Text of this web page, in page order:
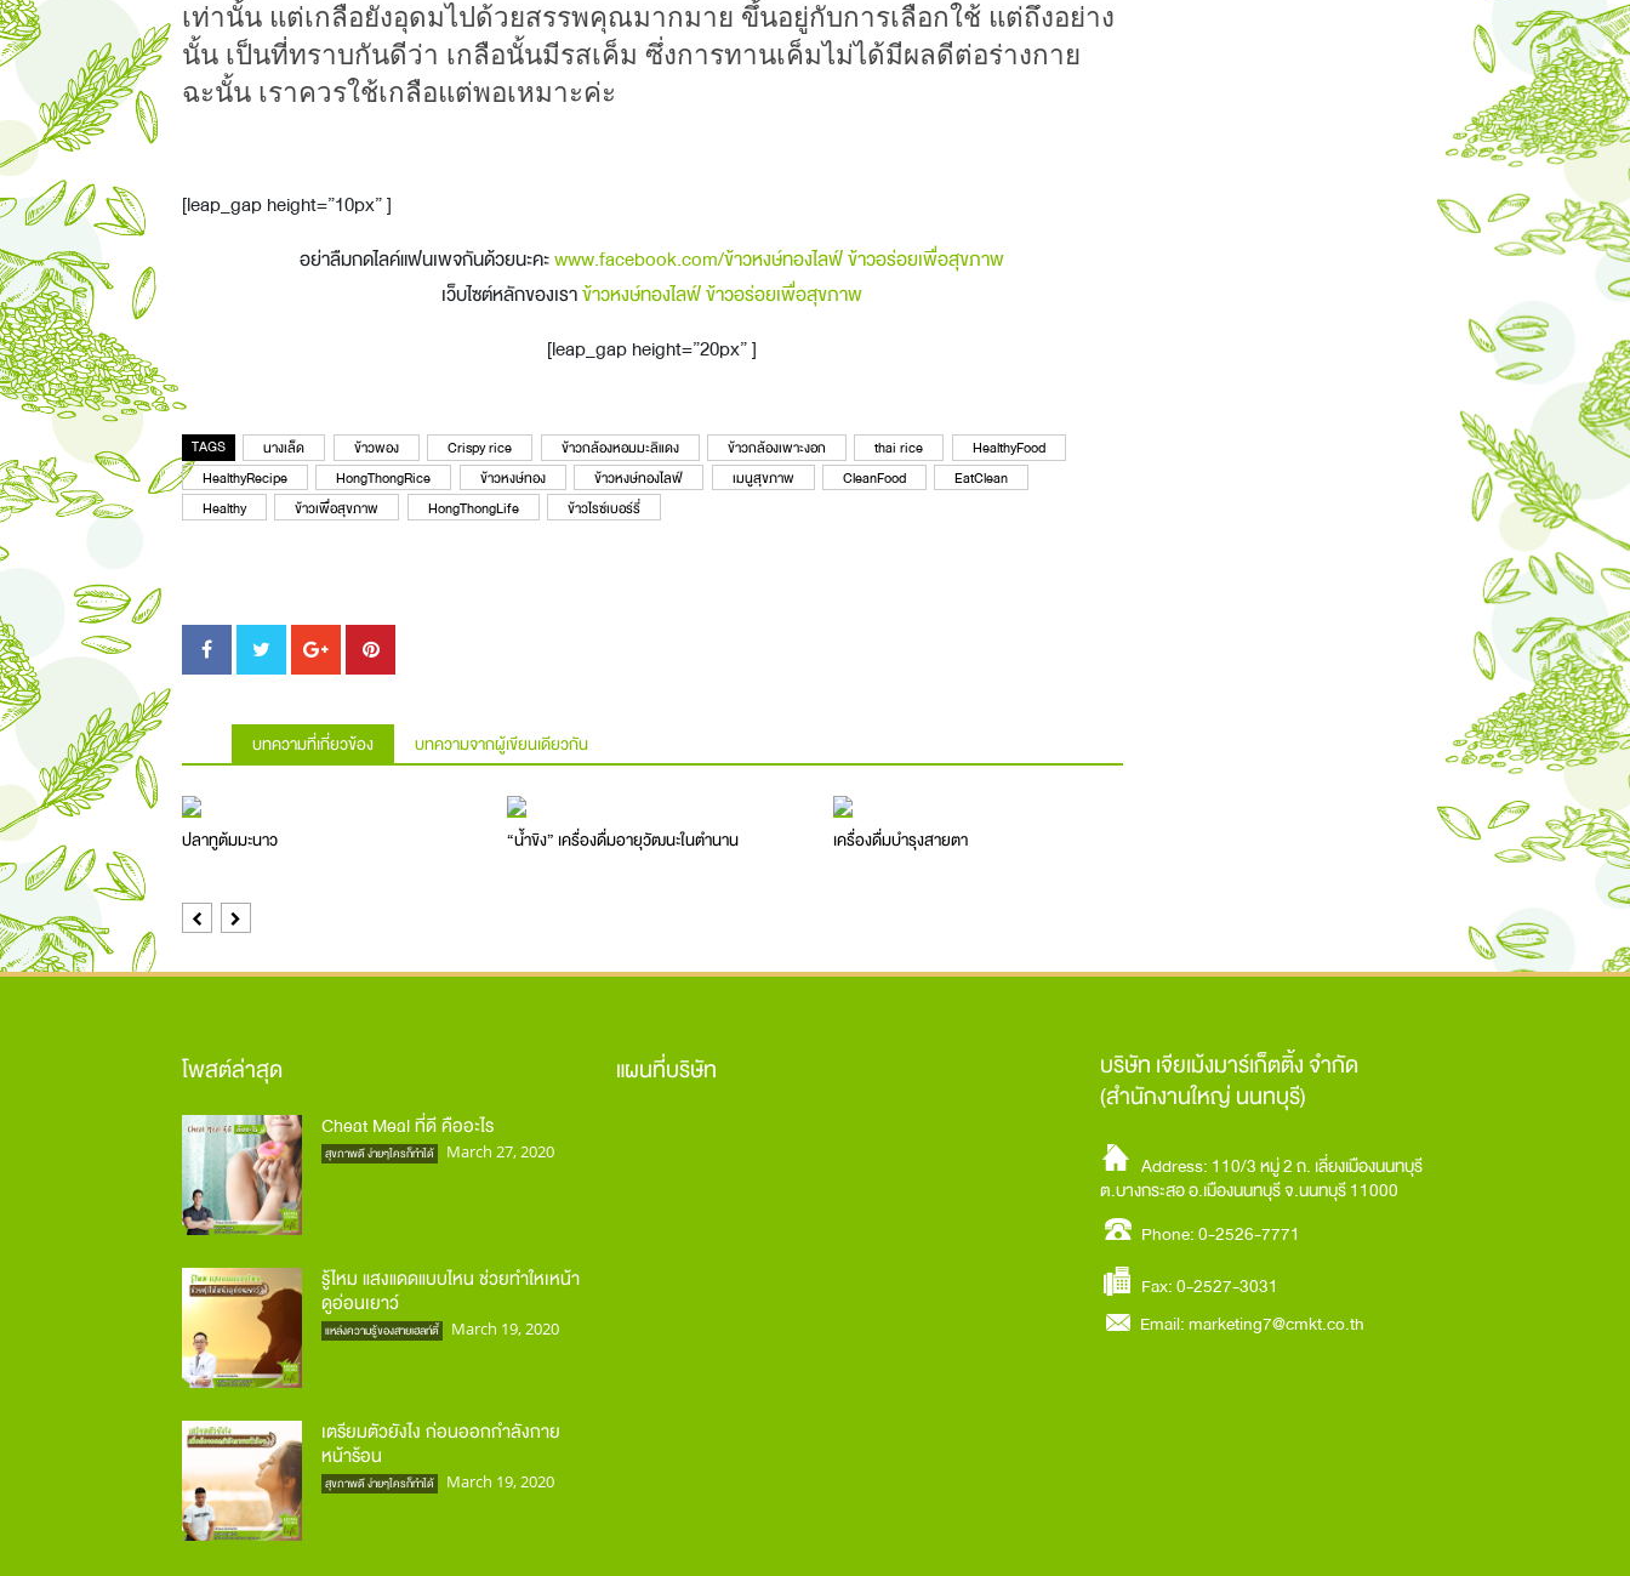
เท่านั้น แต่เกลือยังอุดมไปด้วยสรรพคุณมากมาย ขึ้นอยู่กับการเลือกใช้ แต่ถึงอย่าง
นั้น เป็นที่ทราบกันดีว่า เกลือนั้นมีรสเค็ม ซึ่งการทานเค็มไม่ได้มีผลดีต่อร่างกาย
ฉะนั้น เราควรใช้เกลือแต่พอเหมาะค่ะ
[leap_gap height=”10px” ]
อย่าลืมกดไลค์แฟนเพจกันด้วยนะคะwww.facebook.com/ข้าวหงษ์ทองไลฟ์ ข้าวอร่อยเพื่อสุขภาพ
เว็บไซต์หลักของเราข้าวหงษ์ทองไลฟ์ ข้าวอร่อยเพื่อสุขภาพ
[leap_gap height=”20px” ]
TAGS นางเล็ด ข้าวพอง Crispy rice ข้าวกล้องหอมมะลิแดง ข้าวกล้องเพาะงอก thai rice
HealthyFood
HealthyRecipe
HongThongRice ข้าวหงษ์ทอง ข้าวหงษ์ทองไลฟ์ เมนูสุขภาพ CleanFood
EatClean
Healthy
ข้าวเพื่อสุขภาพ HongThongLife ข้าวไรซ์เบอร์รี่
บทความที่เกี่ยวข้อง บทความจากผู้เขียนเดียวกัน
ปลาทูต้มมะนาว “น้ำขิง” เครื่องดื่มอายุวัฒนะในตำนาน เครื่องดื่มบำรุงสายตา
Previous
Next
โพสต์ล่าสุด
Cheat Meal ที่ดี คืออะไร
สุขภาพดี ง่ายๆใครก็ทำได้ March 27, 2020
รู้ไหม แสงแดดแบบไหน ช่วยทำใหเหน้า
ดูอ่อนเยาว์
แหล่งความรู้ของสายเฮลท์ตี้ March 19, 2020
เตรียมตัวยังไง ก่อนออกกำลังกาย
หน้าร้อน
สุขภาพดี ง่ายๆใครก็ทำได้ March 19, 2020
แผนที่บริษัท
บริษัท เจียเม้งมาร์เก็ตติ้ง จำกัด
(สำนักงานใหญ่ นนทบุรี)
Address: 110/3 หมู่ 2 ถ. เลี่ยงเมืองนนทบุรี
ต.บางกระสอ อ.เมืองนนทบุรี จ.นนทบุรี 11000
Phone: 0-2526-7771
Fax: 0-2527-3031
Email:marketing7@cmkt.co.th